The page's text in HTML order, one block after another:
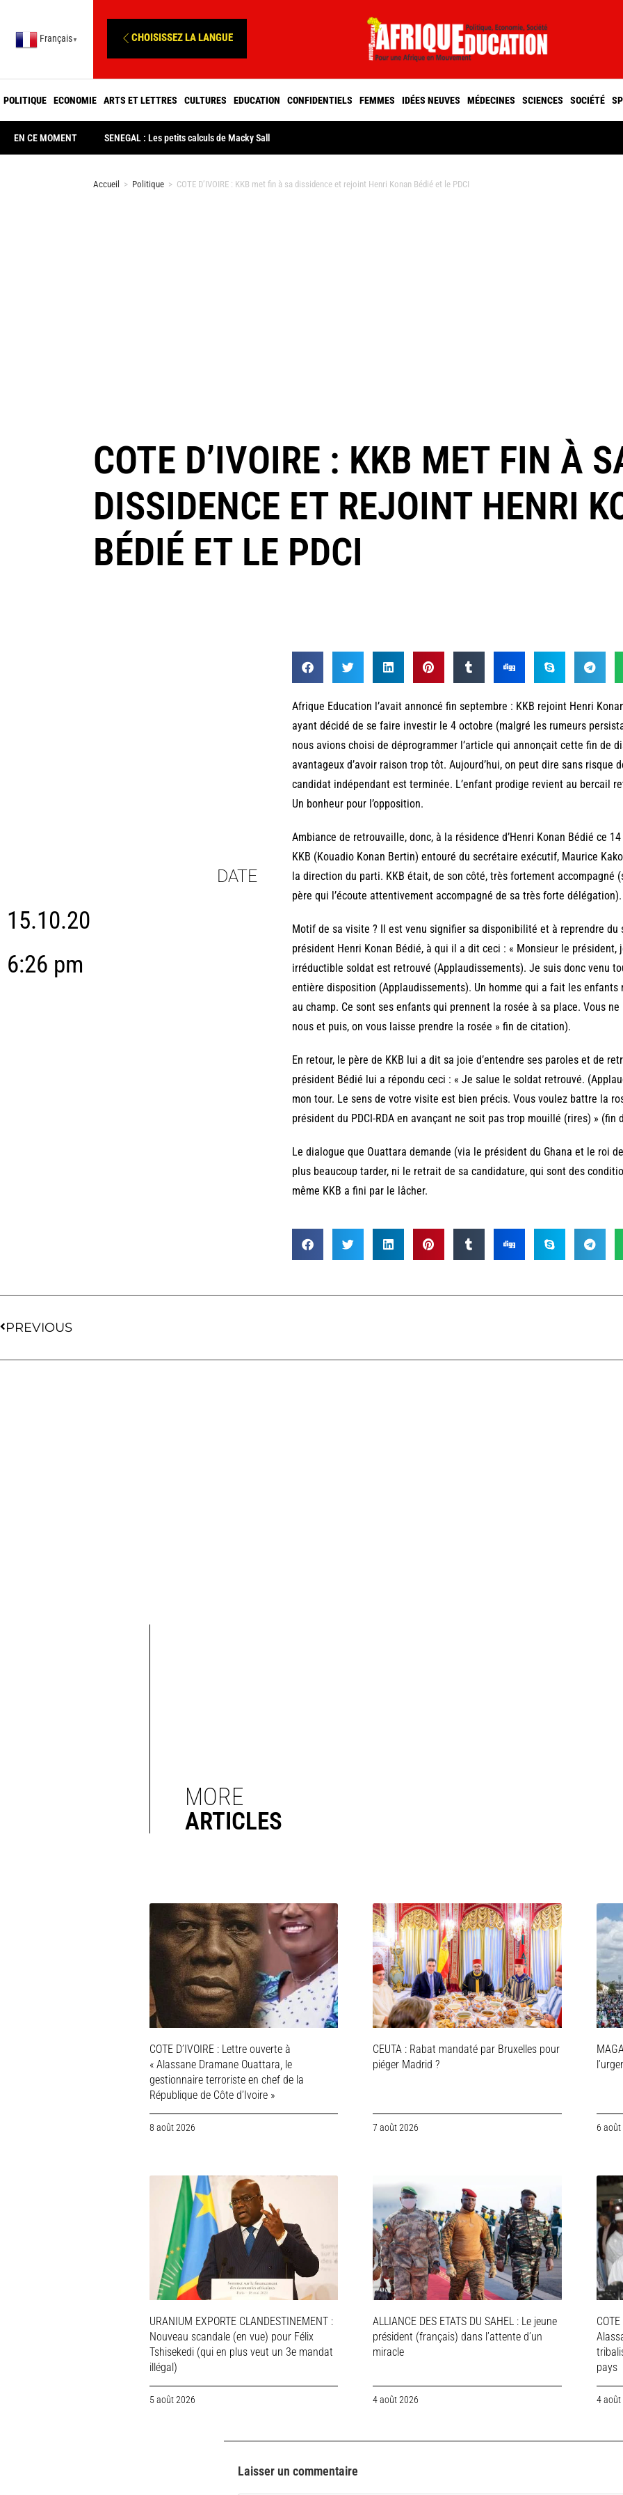
Français ▼ CHOISISSEZ LA LANGUE
POLITIQUE ECONOMIE ARTS ET LETTRES CULTURES EDUCATION CONFIDENTIELS FEMMES IDÉES NEUVES MÉDECINES SCIENCES SOCIÉTÉ
EN CE MOMENT SENEGAL : Les petits calculs de Macky Sall
Accueil > Politique > COTE D’IVOIRE : KKB met fin à sa dissidence et rejoint Henri Konan Bédié et le PDCI
COTE D’IVOIRE : KKB MET FIN À
DISSIDENCE ET REJOINT HENRI
BÉDIÉ ET LE PDCI
DATE
15.10.20
6:26 pm
Afrique Education l’avait annoncé fin septembre : KKB rejoint Henri
ayant décidé de se faire investir le 4 octobre (malgré les rumeurs
nous avions choisi de déprogrammer l’article qui annonçait cette fin de
avantageux d’avoir raison trop tôt. Aujourd’hui, on peut dire sans risque
candidat indépendant est terminée. L’enfant prodige revient au bercail
Un bonheur pour l’opposition.
Ambiance de retrouvaille, donc, à la résidence d’Henri Konan Bédié ce
KKB (Kouadio Konan Bertin) entouré du secrétaire exécutif, Maurice
la direction du parti. KKB était, de son côté, très fortement accompagné
père qui l’écoute attentivement accompagné de sa très forte délégation).
Motif de sa visite ? Il est venu signifier sa disponibilité et à reprendre du
président Henri Konan Bédié, à qui il a dit ceci : « Monsieur le
irréductible soldat est retrouvé (Applaudissements). Je suis donc venu
entière disposition (Applaudissements). Un homme qui a fait les
au champ. Ce sont ses enfants qui prennent la rosée à sa place. Vous
nous et puis, on vous laisse prendre la rosée » fin de citation).
En retour, le père de KKB lui a dit sa joie d’entendre ses paroles et de
président Bédié lui a répondu ceci : « Je salue le soldat retrouvé.
mon tour. Le sens de votre visite est bien précis. Vous voulez battre la
président du PDCI-RDA en avançant ne soit pas trop mouillé (rires) »
Le dialogue que Ouattara demande (via le président du Ghana et le roi
plus beaucoup tarder, ni le retrait de sa candidature, qui sont des
même KKB a fini par le lâcher.
PREVIOUS
MORE
ARTICLES
COTE D’IVOIRE : Lettre ouverte à
« Alassane Dramane Ouattara, le
gestionnaire terroriste en chef de la
République de Côte d’Ivoire »
8 août 2026
CEUTA : Rabat mandaté par Bruxelles pour
piéger Madrid ?
7 août 2026 6 août
URANIUM EXPORTE CLANDESTINEMENT :
Nouveau scandale (en vue) pour Félix
Tshisekedi (qui en plus veut un 3e mandat
illégal)
5 août 2026
ALLIANCE DES ETATS DU SAHEL : Le jeune
président (français) dans l’attente d’un
miracle
4 août 2026
pays
4 août
Laisser un commentaire